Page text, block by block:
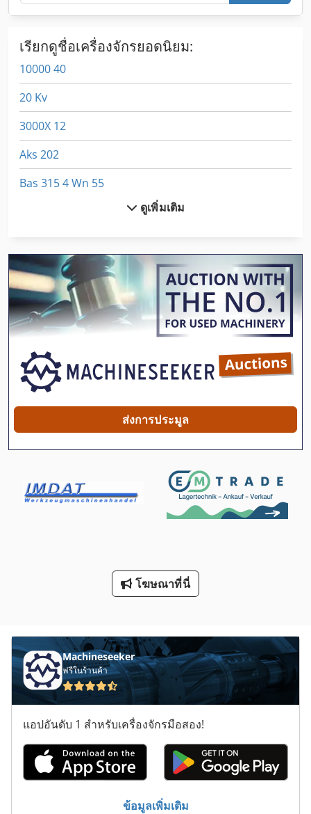
เรียกดูชื่อเครื่องจักรยอดนิยม:
10000 40
20 Kv
3000X 12
Aks 202
Bas 315 4 Wn 55
Dws 200
Egv 12
Emu 200
Freund K 18 01
Hoflader Er 08
Hpp 11
Mvh 5 1 4 B
ตู้ เครื่องมือ
บอลสกรู
ประเภท
ส วิ ท ช์ กุญแจ
อบสูง
ดูเพิ่มเติม
ส่งการประมูล
โฆษณาที่นี่
Machineseeker
ฟรีในร้านค้า
แอปอันดับ 1 สำหรับเครื่องจักรมือสอง!
ข้อมูลเพิ่มเติม